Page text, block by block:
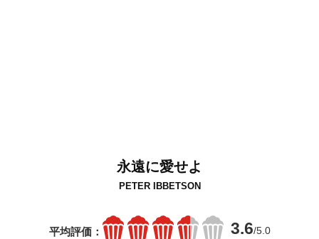
永遠に愛せよ
PETER IBBETSON
平均評価： 3.6/5.0